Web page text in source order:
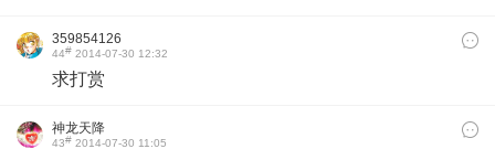
359854126
44# 2014-07-30 12:32
求打赏
神龙天降
43# 2014-07-30 11:05